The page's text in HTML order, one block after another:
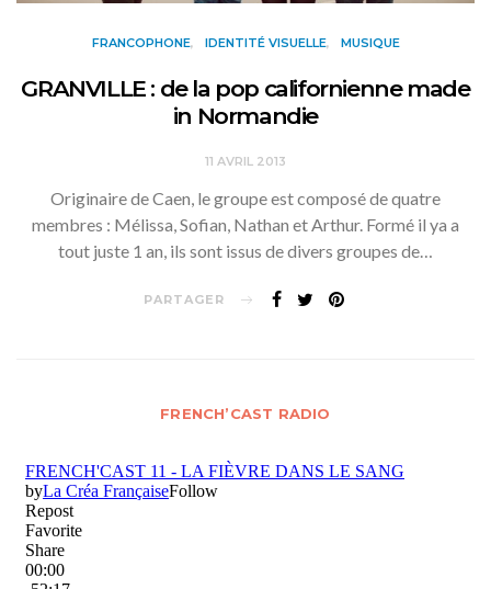
FRANCOPHONE IDENTITÉ VISUELLE MUSIQUE
GRANVILLE : de la pop californienne made
in Normandie
11 AVRIL 2013
Originaire de Caen, le groupe est composé de quatre
membres : Mélissa, Sofian, Nathan et Arthur. Formé il ya a
tout juste 1 an, ils sont issus de divers groupes de…
PARTAGER
FRENCH’CAST RADIO